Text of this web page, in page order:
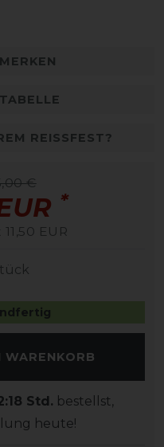
REISSFEST?
€
*
EUR
WARENKORB
Std. bestellst,
heute!